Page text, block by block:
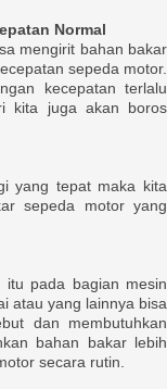
Normal
mengirit bahan bakar
sepeda motor.
kecepatan terlalu
kita juga akan boros
yang tepat maka kita
sepeda motor yang
pada bagian mesin
atau yang lainnya bisa
dan membutuhkan
bahan bakar lebih
secara rutin.